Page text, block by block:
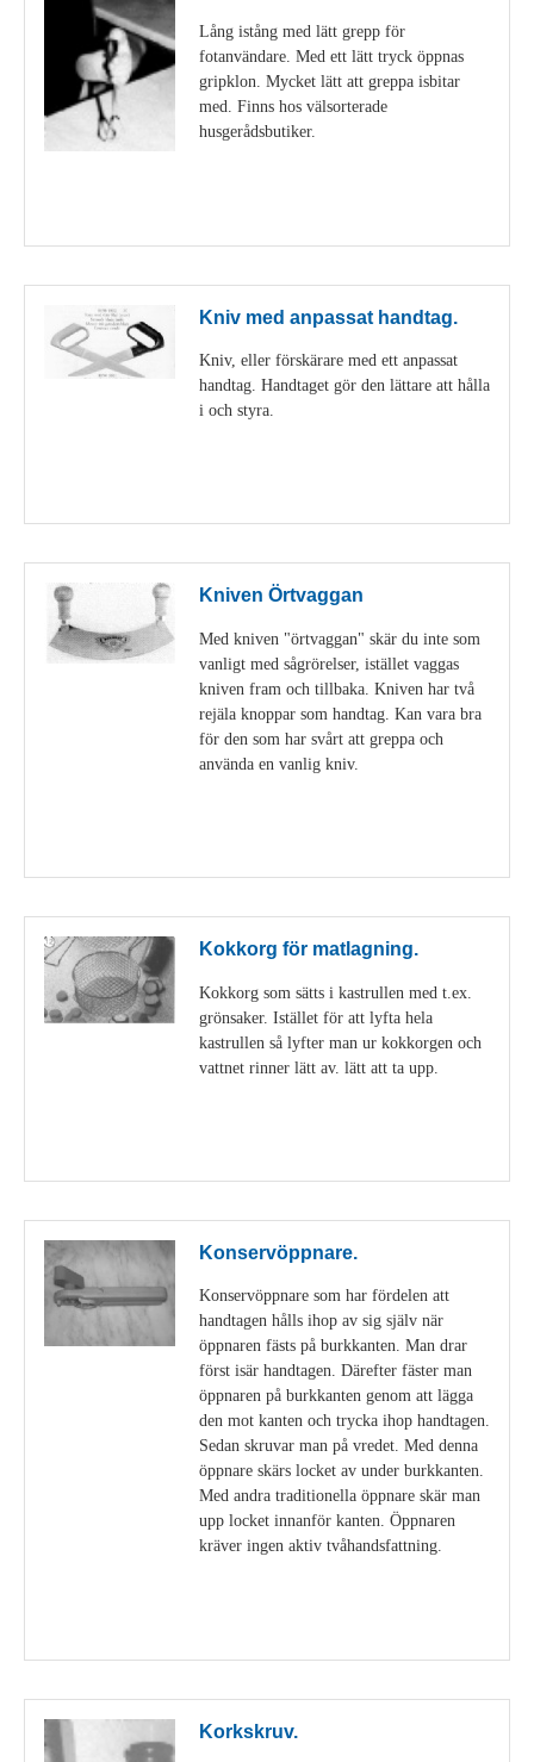
Lång istång med lätt grepp för
fotanvändare. Med ett lätt tryck öppnas
gripklon. Mycket lätt att greppa isbitar
med. Finns hos välsorterade
husgerådsbutiker.
Kniv med anpassat handtag.
Kniv, eller förskärare med ett anpassat
handtag. Handtaget gör den lättare att hålla
i och styra.
Kniven Örtvaggan
Med kniven "örtvaggan" skär du inte som
vanligt med sågrörelser, istället vaggas
kniven fram och tillbaka. Kniven har två
rejäla knoppar som handtag. Kan vara bra
för den som har svårt att greppa och
använda en vanlig kniv.
Kokkorg för matlagning.
Kokkorg som sätts i kastrullen med t.ex.
grönsaker. Istället för att lyfta hela
kastrullen så lyfter man ur kokkorgen och
vattnet rinner lätt av. lätt att ta upp.
Konservöppnare.
Konservöppnare som har fördelen att
handtagen hålls ihop av sig själv när
öppnaren fästs på burkkanten. Man drar
först isär handtagen. Därefter fäster man
öppnaren på burkkanten genom att lägga
den mot kanten och trycka ihop handtagen.
Sedan skruvar man på vredet. Med denna
öppnare skärs locket av under burkkanten.
Med andra traditionella öppnare skär man
upp locket innanför kanten. Öppnaren
kräver ingen aktiv tvåhandsfattning.
Korkskruv.